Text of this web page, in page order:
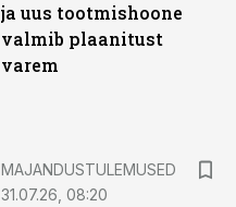
ja uus tootmishoone
valmib plaanitust
varem
MAJANDUSTULEMUSED
31.07.26, 08:20